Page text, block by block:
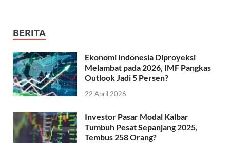
BERITA
Ekonomi Indonesia Diproyeksi
Melambat pada 2026, IMF Pangkas
Outlook Jadi 5 Persen?
22 April 2026
Investor Pasar Modal Kalbar
Tumbuh Pesat Sepanjang 2025,
Tembus 258 Orang?